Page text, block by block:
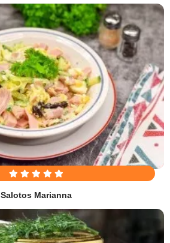
Salotos Marianna